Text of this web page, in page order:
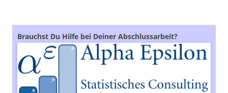
Brauchst Du Hilfe bei Deiner Abschlussarbeit?